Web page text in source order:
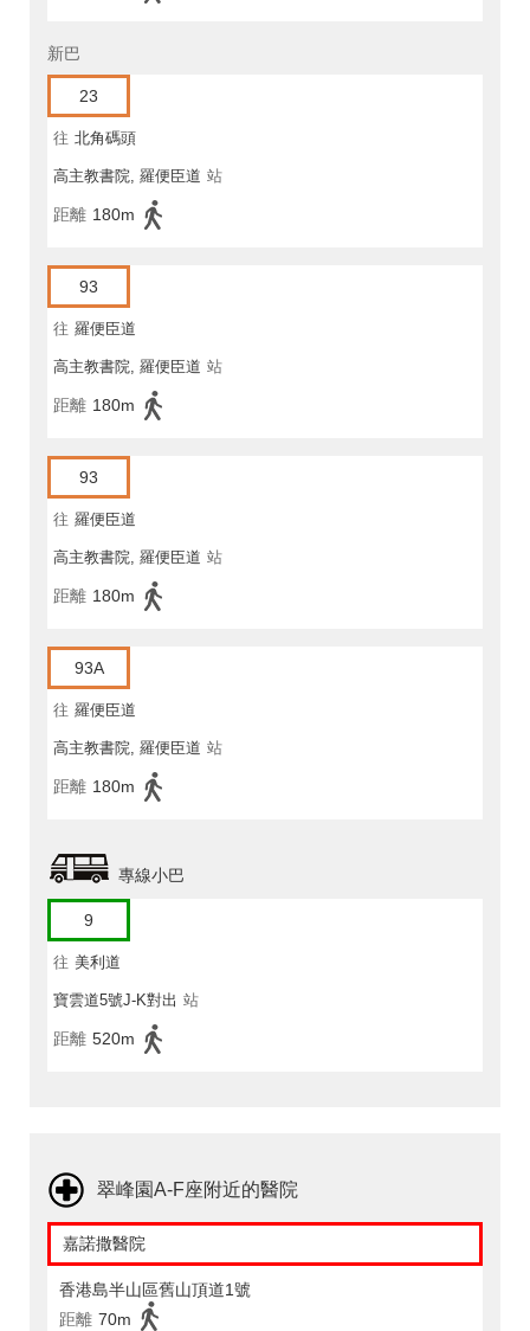
新巴
23
往 北角碼頭
高主教書院, 羅便臣道 站
距離 180m
93
往 羅便臣道
高主教書院, 羅便臣道 站
距離 180m
93
往 羅便臣道
高主教書院, 羅便臣道 站
距離 180m
93A
往 羅便臣道
高主教書院, 羅便臣道 站
距離 180m
專線小巴
9
往 美利道
寶雲道5號J-K對出 站
距離 520m
翠峰園A-F座附近的醫院
嘉諾撒醫院
香港島半山區舊山頂道1號
距離 70m